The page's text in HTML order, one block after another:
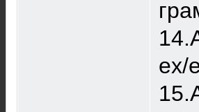
ex/